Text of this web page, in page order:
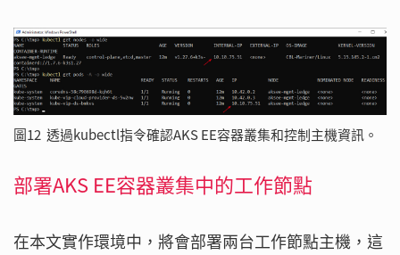
圖12 透過kubectl指令確認AKS EE容器叢集和控制主機資訊。
部署AKS EE容器叢集中的工作節點
在本文實作環境中，將會部署兩台工作節點主機，這